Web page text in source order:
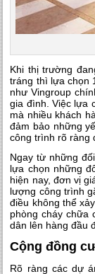
Khi thị trường
tráng thì lựa chọn
như Vingroup
gia đình. Việc lựa
mà nhiều khách
đảm bảo những
công trình rõ ràng
Ngay từ những
lựa chọn những
hiện nay, đơn vị
lượng công trình
điều không thể
phòng cháy chữa
dân lên hàng đầu
Cộng đồng
Rõ ràng các dự